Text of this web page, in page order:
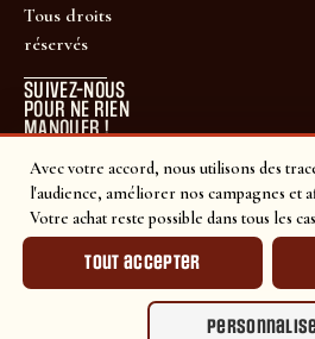
Avec votre accord, nous utilisons des
l'audience, améliorer nos campagnes et
Votre achat reste possible dans tous les
Tout accepter
Tous droits
réservés
SUIVEZ-NOUS
POUR NE RIEN
MANQUER !